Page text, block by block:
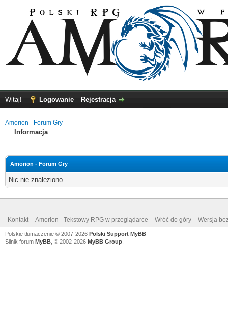
Witaj! Logowanie Rejestracja
Amorion - Forum Gry
Informacja
Amorion - Forum Gry
Nic nie znaleziono.
Kontakt Amorion - Tekstowy RPG w przeglądarce Wróć do góry Wersja
Polskie tłumaczenie © 2007-2026 Polski Support MyBB
Silnik forum MyBB , © 2002-2026 MyBB Group